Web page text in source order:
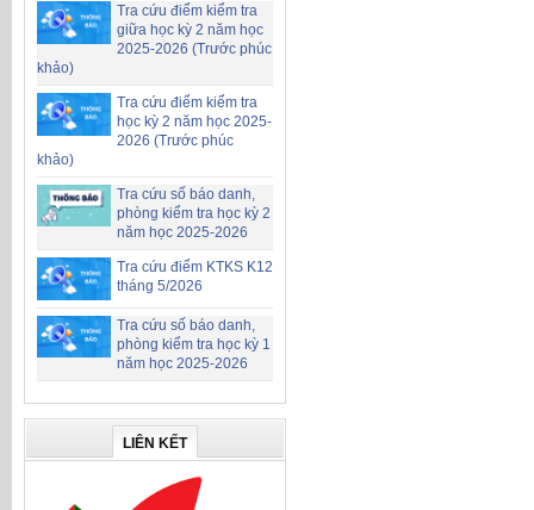
Tra cứu điểm kiểm tra
giữa học kỳ 2 năm học
2025-2026 (Trước phúc
khảo)
Tra cứu điểm kiểm tra
học kỳ 2 năm học 2025-
2026 (Trước phúc
khảo)
Tra cứu số báo danh,
phòng kiểm tra học kỳ 2
năm học 2025-2026
Tra cứu điểm KTKS K12
tháng 5/2026
Tra cứu số báo danh,
phòng kiểm tra học kỳ 1
năm học 2025-2026
LIÊN KẾT